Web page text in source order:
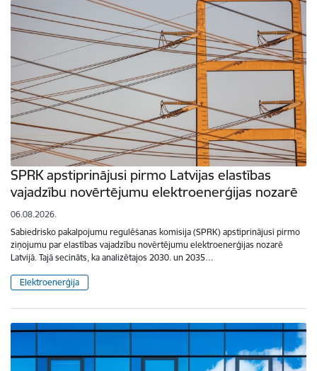
SPRK apstiprinājusi pirmo Latvijas elastības
vajadzību novērtējumu elektroenerģijas nozarē
06.08.2026.
Sabiedrisko pakalpojumu regulēšanas komisija (SPRK) apstiprinājusi pirmo
ziņojumu par elastības vajadzību novērtējumu elektroenerģijas nozarē
Latvijā. Tajā secināts, ka analizētajos 2030. un 2035…
Elektroenerģija